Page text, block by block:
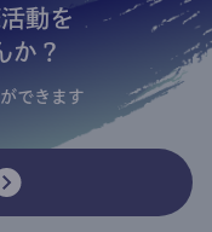
動を
か？
できます